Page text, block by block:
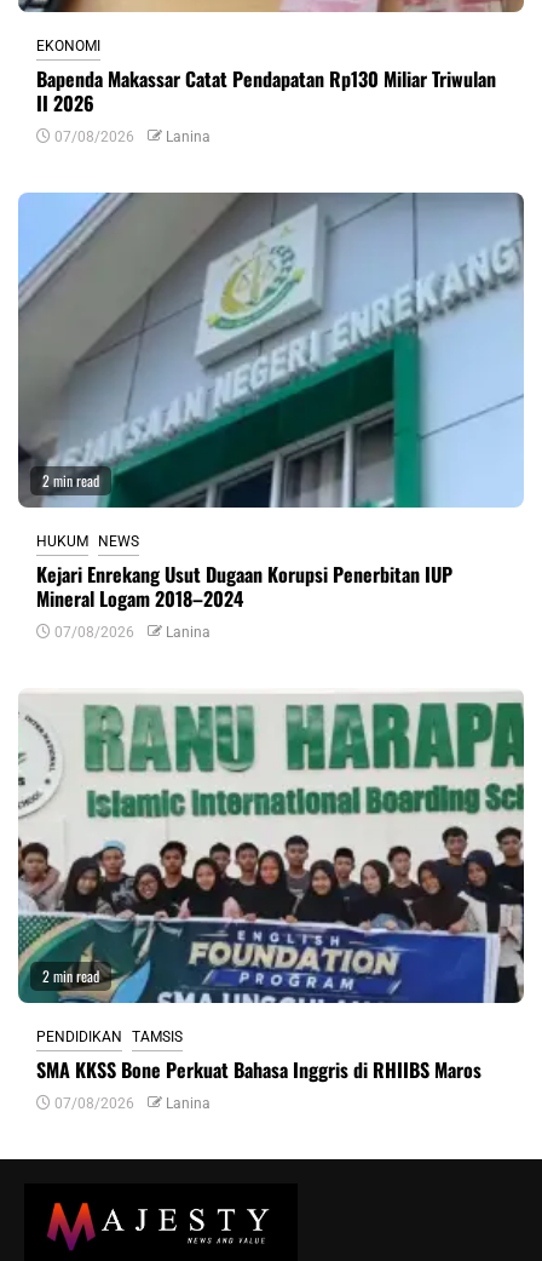
EKONOMI
Bapenda Makassar Catat Pendapatan Rp130 Miliar Triwulan
II 2026
07/08/2026 Lanina
2 min read
HUKUM NEWS
Kejari Enrekang Usut Dugaan Korupsi Penerbitan IUP
Mineral Logam 2018–2024
07/08/2026 Lanina
2 min read
PENDIDIKAN TAMSIS
SMA KKSS Bone Perkuat Bahasa Inggris di RHIIBS Maros
07/08/2026 Lanina